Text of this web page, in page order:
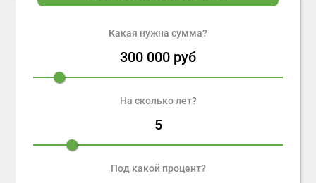
Какая нужна сумма?
300 000 руб
На сколько лет?
5
Под какой процент?